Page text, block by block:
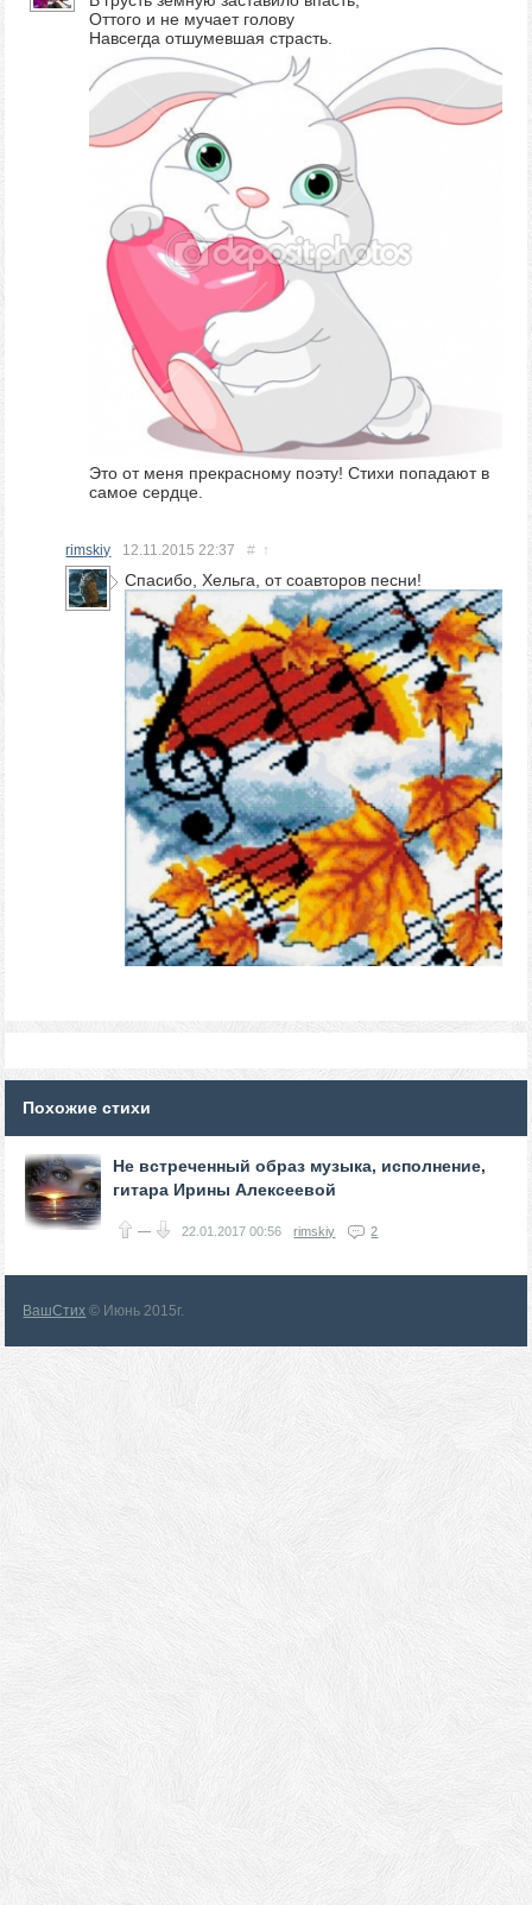
Оттого и не мучает голову
Навсегда отшумевшая страсть.
Это от меня прекрасному поэту! Стихи попадают в
самое сердце.
rimskiy 12.11.201522:37 # ↑
Спасибо, Хельга, от соавторов песни!
Похожие стихи
Не встреченный образ музыка, исполнение,
гитара Ирины Алексеевой
— 22.01.201700:56 rimskiy 2
ВашСтих © Июнь 2015г.